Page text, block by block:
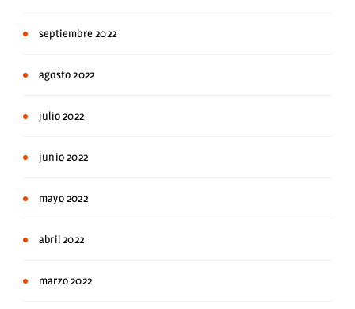
septiembre 2022
agosto 2022
julio 2022
junio 2022
mayo 2022
abril 2022
marzo 2022